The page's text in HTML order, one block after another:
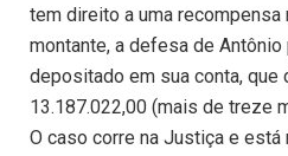
tem direito a uma recompensa
montante, a defesa de
depositado em sua conta, que
13.187.022,00 (mais de treze
O caso corre na Justiça e está